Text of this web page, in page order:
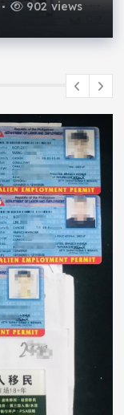
902 views